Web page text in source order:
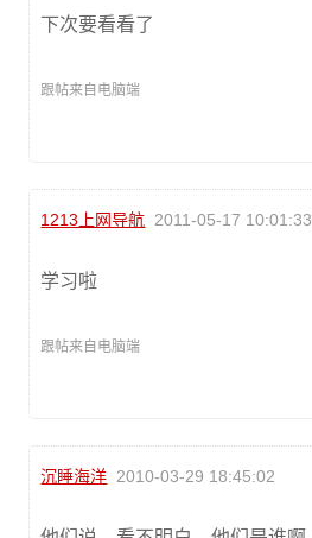
下次要看看了
跟帖来自电脑端
1213上网导航 2011-05-17 10:01:33
学习啦
跟帖来自电脑端
沉睡海洋 2010-03-29 18:45:02